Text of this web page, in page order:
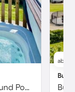
Landhaus mit Sauna, Whirlpool und Pool | Strandblick
ab